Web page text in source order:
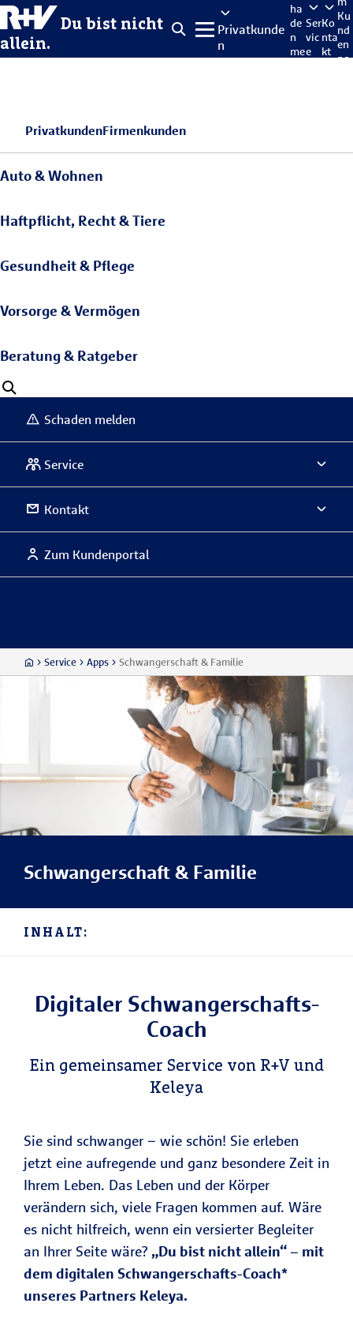
Du bist nicht
allein.
Privatkunde
n
ha
de
n
me
Ser
vic
e
Ko
nta
kt
Ku
nd
en
po
PrivatkundenFirmenkunden
Auto & Wohnen
Haftpflicht, Recht & Tiere
Gesundheit & Pflege
Vorsorge & Vermögen
Beratung & Ratgeber
Schaden melden
Service
Kontakt
Zum Kundenportal
Service Apps Schwangerschaft & Familie
Schwangerschaft & Familie
INHALT:
Digitaler Schwangerschafts-
Coach
Ein gemeinsamer Service von R+V und
Keleya
Sie sind schwanger – wie schön! Sie erleben
jetzt eine aufregende und ganz besondere Zeit in
Ihrem Leben. Das Leben und der Körper
verändern sich, viele Fragen kommen auf. Wäre
es nicht hilfreich, wenn ein versierter Begleiter
an Ihrer Seite wäre? „Du bist nicht allein“ – mit
dem digitalen Schwangerschafts-Coach*
unseres Partners Keleya.